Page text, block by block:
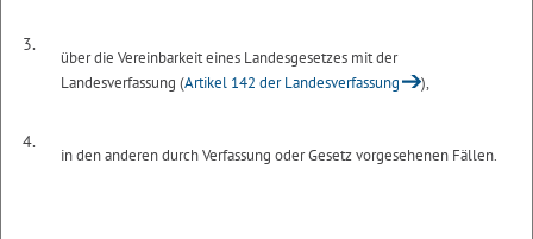
3.
über die Vereinbarkeit eines Landesgesetzes mit der
Landesverfassung (Artikel 142 der Landesverfassung ),
4.
in den anderen durch Verfassung oder Gesetz vorgesehenen Fällen.